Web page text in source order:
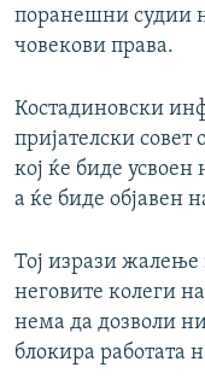
поранешни судии
човекови права.
Костадиновски
пријателски совет
кој ќе биде усвоен
а ќе биде објавен
Тој изрази жалење
неговите колеги
нема да дозволи
блокира работата